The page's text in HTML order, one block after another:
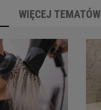
WIĘCEJ TEMATÓW